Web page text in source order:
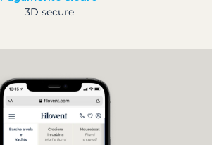
3D secure